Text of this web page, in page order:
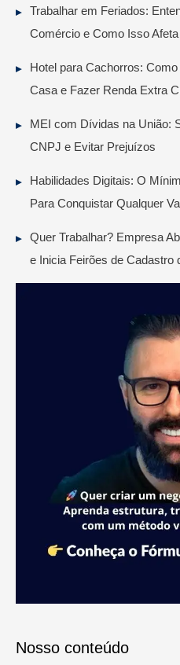
Trabalhar em Feriados:
Comércio e Como Isso
Hotel para Cachorros:
Casa e Fazer Renda Extra
MEI com Dívidas na União:
CNPJ e Evitar Prejuízos
Habilidades Digitais: O
Para Conquistar Qualquer
Quer Trabalhar? Empresa
e Inicia Feirões de Cadastro
Nosso conteúdo